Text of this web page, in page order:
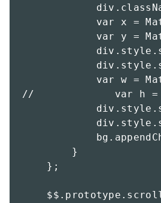
var x =
var y =
var w =
//             var h =
        }
    };